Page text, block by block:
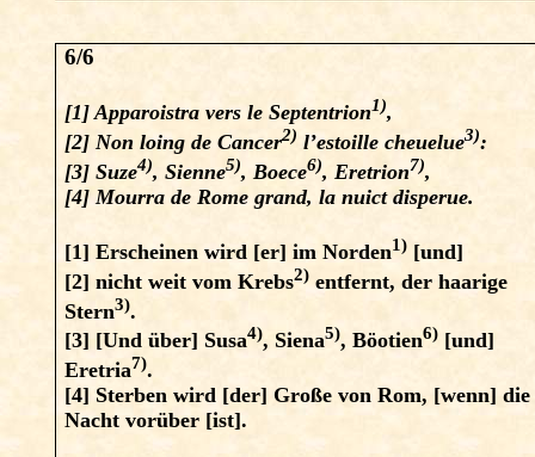
6/6
[1] Apparoistra vers le Septentrion1),
[2] Non loing de Cancer2) l’estoille cheuelue3):
[3] Suze4), Sienne5), Boece6), Eretrion7),
[4] Mourra de Rome grand, la nuict disperue.
[1]Erscheinen wird [er] im Norden1) [und]
[2]nicht weit vom Krebs2) entfernt, der haarige
Stern3).
[3] [Und über] Susa4), Siena5), Böotien6) [und]
Eretria7).
[4] Sterben wird [der] Große von Rom, [wenn] die
Nacht vorüber [ist].